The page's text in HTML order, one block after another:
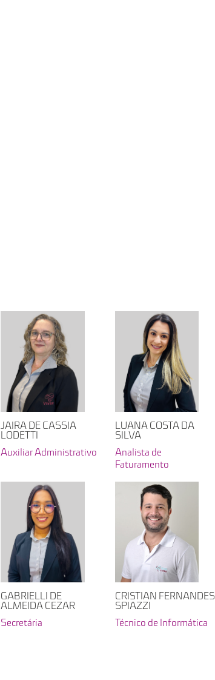
JAIRA DE CASSIA
LODETTI
Auxiliar Administrativo
LUANA COSTA DA
SILVA
Analista de
Faturamento
GABRIELLI DE
ALMEIDA CEZAR
Secretária
CRISTIAN FERNANDES
SPIAZZI
Técnico de Informática